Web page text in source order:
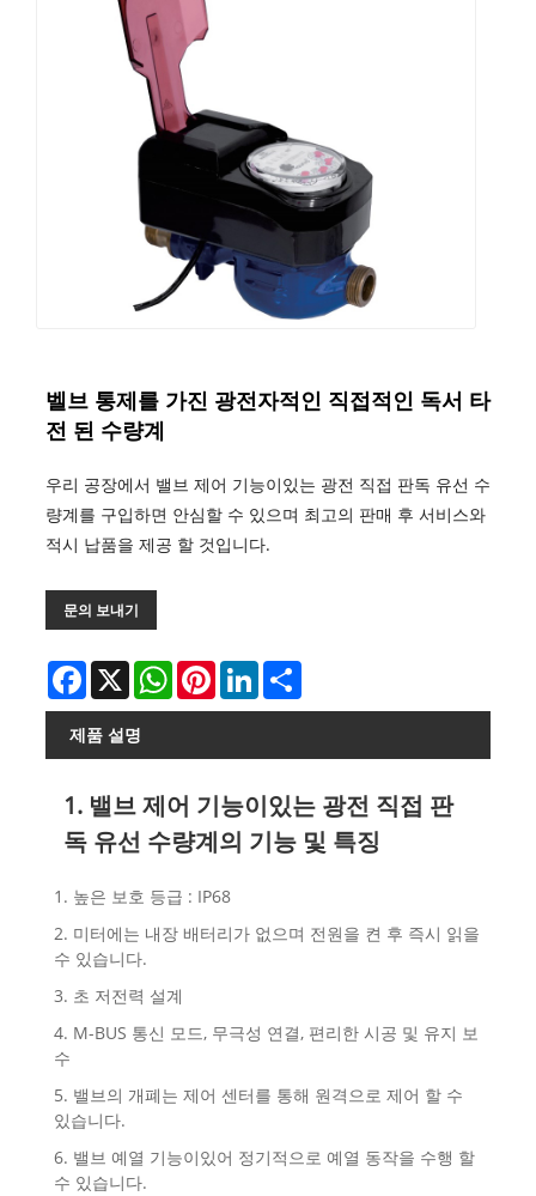
벨브 통제를 가진 광전자적인 직접적인 독서 타
전 된 수량계
우리 공장에서 밸브 제어 기능이있는 광전 직접 판독 유선 수
량계를 구입하면 안심할 수 있으며 최고의 판매 후 서비스와
적시 납품을 제공 할 것입니다.
문의 보내기
Facebook
X WhatsAppPinterestLinkedInShare
제품 설명
1. 밸브 제어 기능이있는 광전 직접 판
독 유선 수량계의 기능 및 특징
1. 높은 보호 등급 : IP68
2. 미터에는 내장 배터리가 없으며 전원을 켠 후 즉시 읽을
수 있습니다.
3. 초 저전력 설계
4. M-BUS 통신 모드, 무극성 연결, 편리한 시공 및 유지 보
수
5. 밸브의 개폐는 제어 센터를 통해 원격으로 제어 할 수
있습니다.
6. 밸브 예열 기능이있어 정기적으로 예열 동작을 수행 할
수 있습니다.